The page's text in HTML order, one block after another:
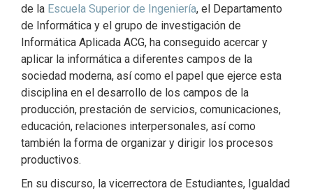
de la Escuela Superior de Ingeniería, el Departamento
de Informática y el grupo de investigación de
Informática Aplicada ACG, ha conseguido acercar y
aplicar la informática a diferentes campos de la
sociedad moderna, así como el papel que ejerce esta
disciplina en el desarrollo de los campos de la
producción, prestación de servicios, comunicaciones,
educación, relaciones interpersonales, así como
también la forma de organizar y dirigir los procesos
productivos.
En su discurso, la vicerrectora de Estudiantes, Igualdad